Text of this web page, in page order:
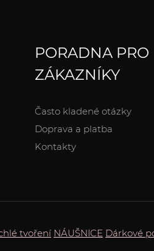
PORADNA PRO
ZÁKAZNÍKY
Často kladené otázky
Doprava a platba
Kontakty
tvoření NÁUŠNICE Dárkové